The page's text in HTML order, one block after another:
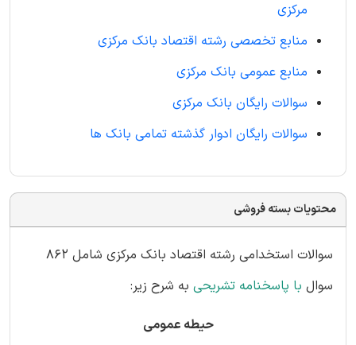
مرکزی
منابع تخصصی رشته اقتصاد بانک مرکزی
منابع عمومی بانک مرکزی
سوالات رایگان بانک مرکزی
سوالات رایگان ادوار گذشته تمامی بانک ها
محتویات بسته فروشی
سوالات استخدامی رشته اقتصاد بانک مرکزی شامل 862
سوال با پاسخنامه تشریحی به شرح زیر:
حیطه عمومی